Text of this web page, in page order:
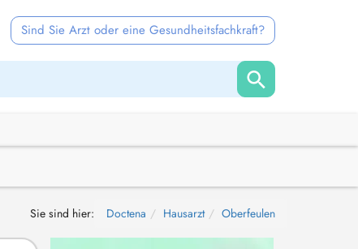
Sind Sie Arzt oder eine Gesundheitsfachkraft?
Sie sind hier: Doctena Hausarzt Oberfeulen